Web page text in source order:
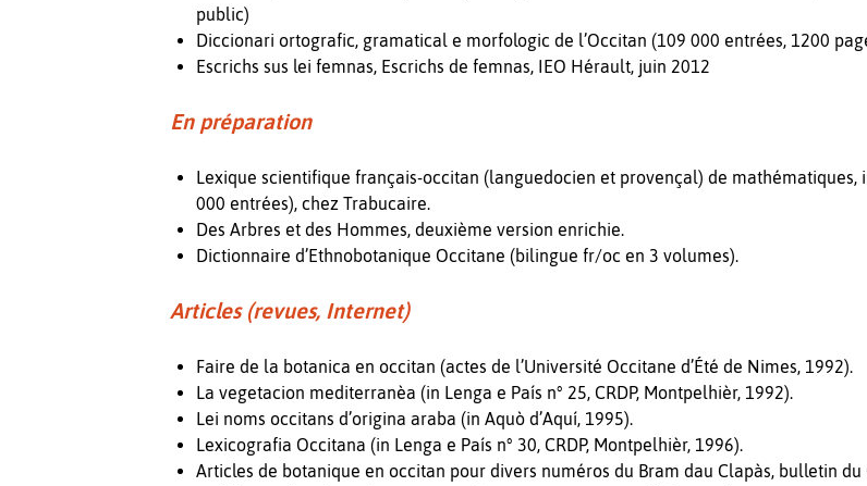
public)
Diccionari ortografic, gramatical e morfologic de l’Occitan (109 000 entrées, 1200
Escrichs sus lei femnas, Escrichs de femnas, IEO Hérault, juin 2012
En préparation
Lexique scientifique français-occitan (languedocien et provençal) de
000 entrées), chez Trabucaire.
Des Arbres et des Hommes, deuxième version enrichie.
Dictionnaire d’Ethnobotanique Occitane (bilingue fr/oc en 3 volumes).
Articles (revues, Internet)
Faire de la botanica en occitan (actes de l’Université Occitane d’Été de Nimes, 1992).
La vegetacion mediterranèa (in Lenga e País n° 25, CRDP, Montpelhièr, 1992).
Lei noms occitans d’origina araba (in Aquò d’Aquí, 1995).
Lexicografia Occitana (in Lenga e País n° 30, CRDP, Montpelhièr, 1996).
Articles de botanique en occitan pour divers numéros du Bram dau Clapàs, bulletin